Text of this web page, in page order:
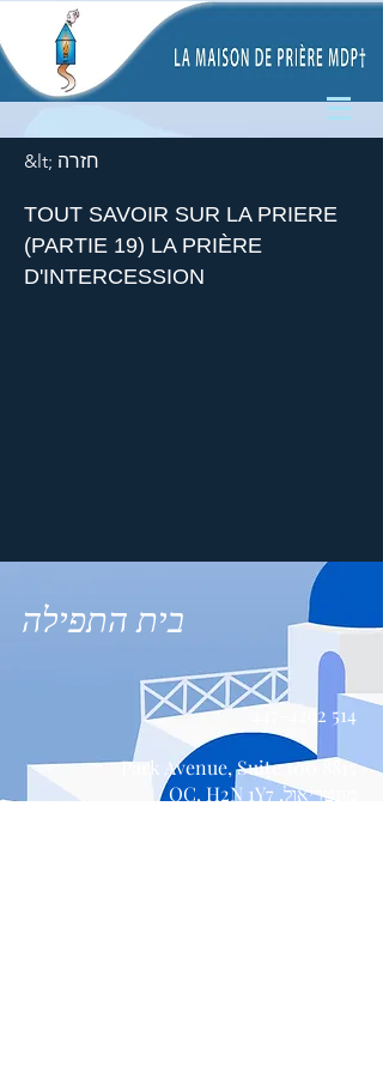
&lt; חזרה
TOUT SAVOIR SUR LA PRIERE
(PARTIE 19) LA PRIÈRE
D'INTERCESSION
בית התפילה
514 447-4292
8815 Park Avenue, Suite 100
מונטריאול, QC, H2N 1Y7